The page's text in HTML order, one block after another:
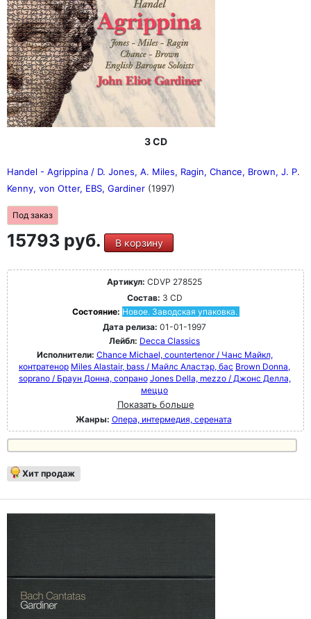
3 CD
Handel - Agrippina / D. Jones, A. Miles, Ragin, Chance, Brown, J. P.
Kenny, von Otter, EBS, Gardiner (1997)
Под заказ
15793 руб. В корзину
Артикул: CDVP 278525
Состав: 3 CD
Состояние: Новое. Заводская упаковка.
Дата релиза: 01-01-1997
Лейбл: Decca Classics
Исполнители: Chance Michael, countertenor / Чанс Майкл,
контратенор Miles Alastair, bass / Майлс Аластэр, бас Brown Donna,
soprano / Браун Донна, сопрано Jones Della, mezzo / Джонс Делла,
меццо
Показать больше
Жанры: Опера, интермедия, серената
Хит продаж